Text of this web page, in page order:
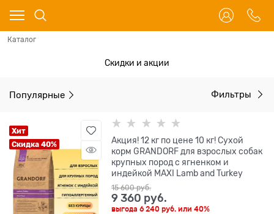
Каталог
Скидки и акции
Популярные Фильтры
Хит
Скидка 40%
Акция! 12 кг по цене 10 кг! Сухой
корм GRANDORF для взрослых собак
крупных пород с ягненком и
индейкой MAXI Lamb and Turkey
15 600 руб.
9 360 руб.
выгода6 240 руб. или40%